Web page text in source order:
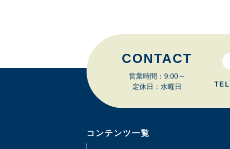
CONTACT
営業時間：9:00～
定休日：水曜日
TEL
コンテンツ一覧